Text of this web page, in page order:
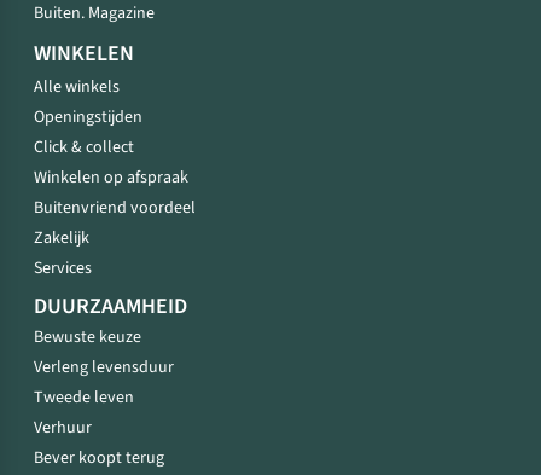
Buiten. Magazine
WINKELEN
Alle winkels
Openingstijden
Click & collect
Winkelen op afspraak
Buitenvriend voordeel
Zakelijk
Services
DUURZAAMHEID
Bewuste keuze
Verleng levensduur
Tweede leven
Verhuur
Bever koopt terug